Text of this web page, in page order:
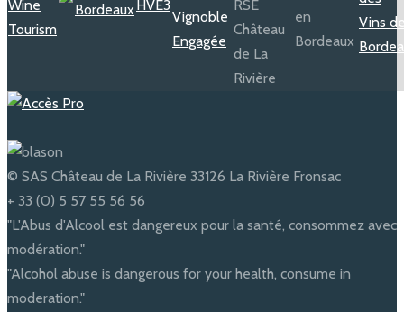
© SAS Château de La Rivière 33126 La Rivière Fronsac
+ 33 (0) 5 57 55 56 56
"L'Abus d'Alcool est dangereux pour la santé, consommez avec
modération."
"Alcohol abuse is dangerous for your health, consume in
moderation."